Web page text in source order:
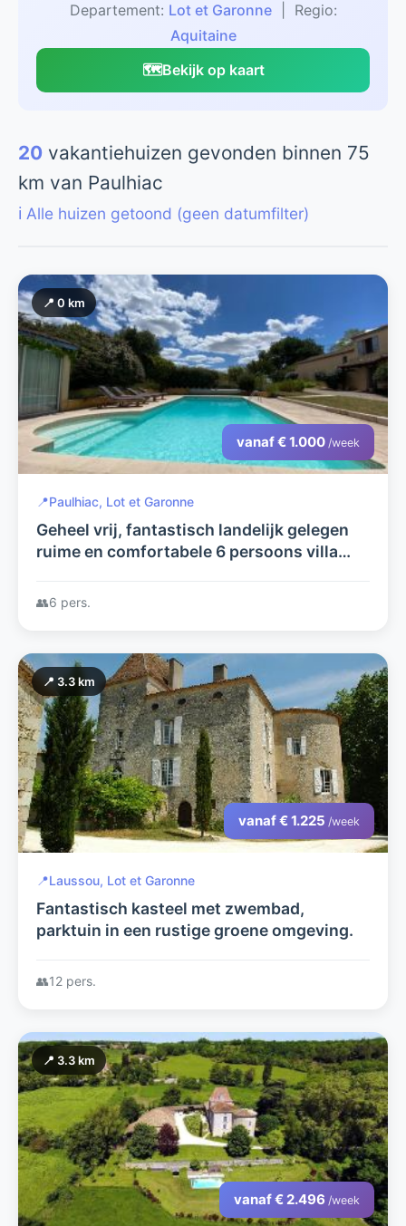
Departement: Lot et Garonne| Regio:
Aquitaine
🗺️Bekijk op kaart
20 vakantiehuizen gevonden binnen 75
km van Paulhiac
ℹ️ Alle huizen getoond (geen datumfilter)
📍 0 km
vanaf € 1.000 /week
📍Paulhiac, Lot et Garonne
Geheel vrij, fantastisch landelijk gelegen
ruime en comfortabele 6 persoons villa
met uitzicht rondom
👥6 pers.
📍 3.3 km
vanaf € 1.225 /week
📍Laussou, Lot et Garonne
Fantastisch kasteel met zwembad,
parktuin in een rustige groene omgeving.
👥12 pers.
📍 3.3 km
vanaf € 2.496 /week